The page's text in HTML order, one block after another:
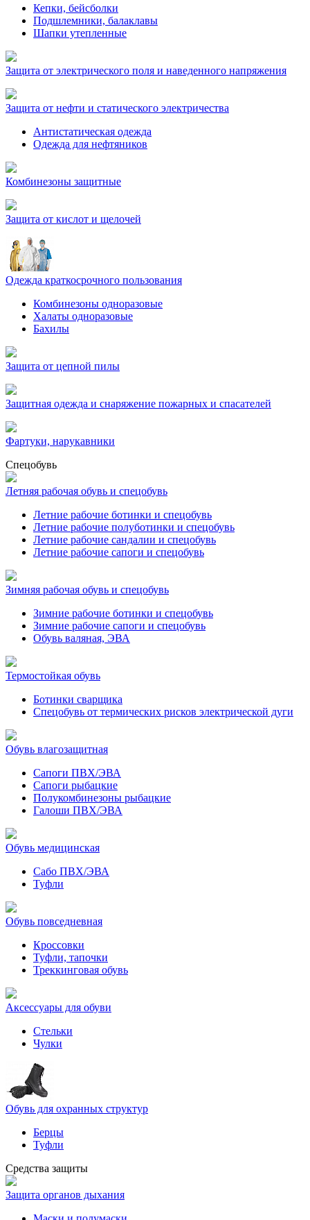
Кепки, бейсболки
Подшлемники, балаклавы
Шапки утепленные
Защита от электрического поля и наведенного напряжения
Защита от нефти и статического электричества
Антистатическая одежда
Одежда для нефтяников
Комбинезоны защитные
Защита от кислот и щелочей
Одежда краткосрочного пользования
Комбинезоны одноразовые
Халаты одноразовые
Бахилы
Защита от цепной пилы
Защитная одежда и снаряжение пожарных и спасателей
Фартуки, нарукавники
Спецобувь
Летняя рабочая обувь и спецобувь
Летние рабочие ботинки и спецобувь
Летние рабочие полуботинки и спецобувь
Летние рабочие сандалии и спецобувь
Летние рабочие сапоги и спецобувь
Зимняя рабочая обувь и спецобувь
Зимние рабочие ботинки и спецобувь
Зимние рабочие сапоги и спецобувь
Обувь валяная, ЭВА
Термостойкая обувь
Ботинки сварщика
Спецобувь от термических рисков электрической дуги
Обувь влагозащитная
Сапоги ПВХ/ЭВА
Сапоги рыбацкие
Полукомбинезоны рыбацкие
Галоши ПВХ/ЭВА
Обувь медицинская
Сабо ПВХ/ЭВА
Туфли
Обувь повседневная
Кроссовки
Туфли, тапочки
Треккинговая обувь
Аксессуары для обуви
Стельки
Чулки
Обувь для охранных структур
Берцы
Туфли
Средства защиты
Защита органов дыхания